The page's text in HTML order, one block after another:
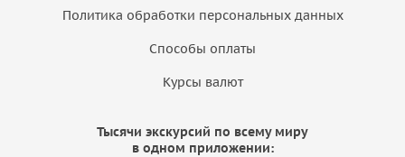
Политика обработки персональных данных
Способы оплаты
Курсы валют
Тысячи экскурсий по всему миру
в одном приложении: